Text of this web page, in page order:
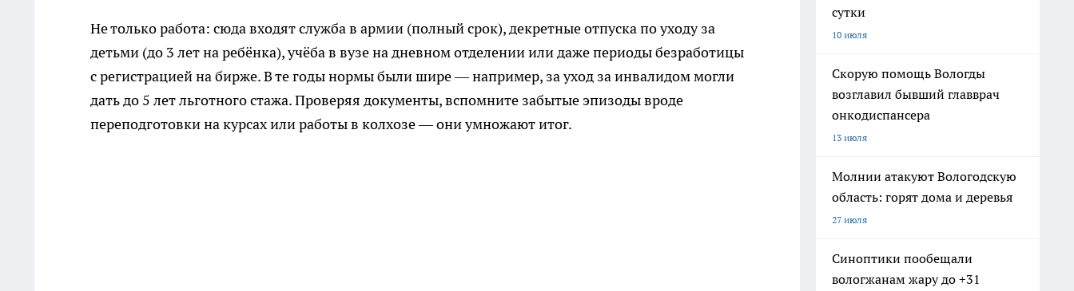
Не только работа: сюда входят служба в армии (полный срок), декретные отпуска по уходу за
детьми (до 3 лет на ребёнка), учёба в вузе на дневном отделении или даже периоды безработицы
с регистрацией на бирже. В те годы нормы были шире — например, за уход за инвалидом могли
дать до 5 лет льготного стажа. Проверяя документы, вспомните забытые эпизоды вроде
переподготовки на курсах или работы в колхозе — они умножают итог.
сутки
10 июля
Скорую помощь Вологды
возглавил бывший главврач
онкодиспансера
13 июля
Молнии атакуют Вологодскую
область: горят дома и деревья
27 июля
Синоптики пообещали
вологжанам жару до +31